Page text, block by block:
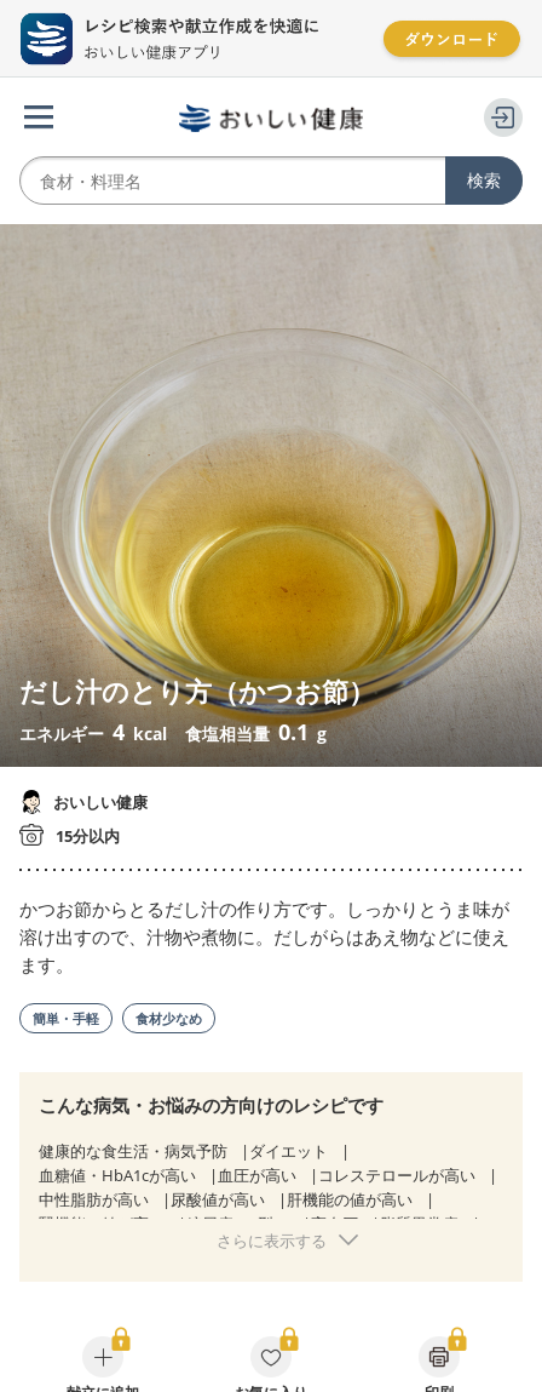
だし汁のとり方（かつお節）
エネルギー 4 kcal 食塩相当量 0.1 g
おいしい健康
15分以内
かつお節からとるだし汁の作り方です。しっかりとうま味が
溶け出すので、汁物や煮物に。だしがらはあえ物などに使え
ます。
簡単・手軽 食材少なめ
こんな病気・お悩みの方向けのレシピです
健康的な食生活・病気予防
ダイエット
血糖値・HbA1cが高い
血圧が高い
コレステロールが高い
中性脂肪が高い
尿酸値が高い
肝機能の値が高い
腎機能の値が高い
糖尿病（2型） 高血圧
脂質異常症
狭心症 心筋梗塞
慢性便秘症
潰瘍性大腸炎（寛解期）
クローン病（寛解期）
過敏性腸症候群（IBS）
さらに表示する